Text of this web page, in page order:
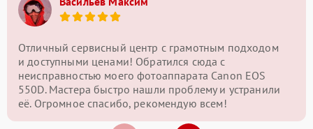
Отличный сервисный центр с грамотным подходом
и доступными ценами! Обратился сюда с
неисправностью моего фотоаппарата Canon EOS
550D. Мастера быстро нашли проблему и устранили
её. Огромное спасибо, рекомендую всем!